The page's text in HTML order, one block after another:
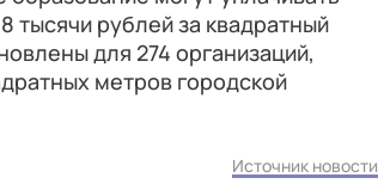
тысячи рублей за квадратный
для 274 организаций,
метров городской
Источник новости